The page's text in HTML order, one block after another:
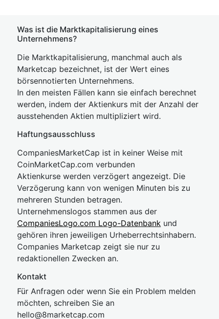
Was ist die Marktkapitalisierung eines
Unternehmens?
Die Marktkapitalisierung, manchmal auch als
Marketcap bezeichnet, ist der Wert eines
börsennotierten Unternehmens.
In den meisten Fällen kann sie einfach berechnet
werden, indem der Aktienkurs mit der Anzahl der
ausstehenden Aktien multipliziert wird.
Haftungsausschluss
CompaniesMarketCap ist in keiner Weise mit
CoinMarketCap.com verbunden
Aktienkurse werden verzögert angezeigt. Die
Verzögerung kann von wenigen Minuten bis zu
mehreren Stunden betragen.
Unternehmenslogos stammen aus der
CompaniesLogo.com Logo-Datenbank und
gehören ihren jeweiligen Urheberrechtsinhabern.
Companies Marketcap zeigt sie nur zu
redaktionellen Zwecken an.
Kontakt
Für Anfragen oder wenn Sie ein Problem melden
möchten, schreiben Sie an
hello@8marketcap.com